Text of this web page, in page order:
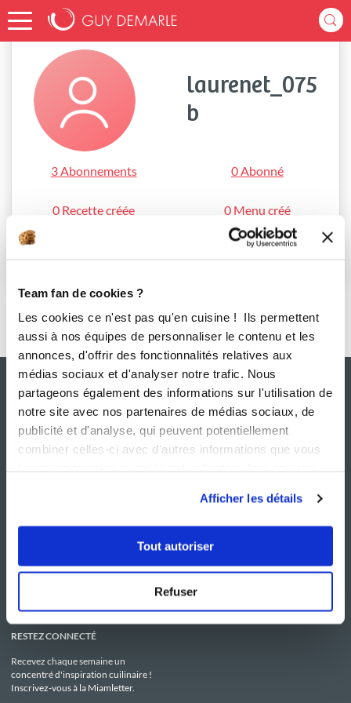
Team fan de cookies ?
Les cookies ce n'est pas qu'en cuisine ! Ils permettent
aussi à nos équipes de personnaliser le contenu et les
annonces, d'offrir des fonctionnalités relatives aux
médias sociaux et d'analyser notre trafic. Nous
partageons également des informations sur l'utilisation de
notre site avec nos partenaires de médias sociaux, de
publicité et d'analyse, qui peuvent potentiellement
combiner celles-ci avec d'autres informations que vous
Afficher les détails
Tout autoriser
Refuser
Accueil laurenet_075b
laurenet_075
b
3 Abonnements 0 Abonné
0 Recette créée 0 Menu créé
Le Mag'
Boutique
C.G.U
Politique de confidentialité
Utilisation des Cookies
RESTEZ CONNECTÉ
Recevez chaque semaine un
concentré d'inspiration cuilinaire !
Inscrivez-vous à la Miamletter.